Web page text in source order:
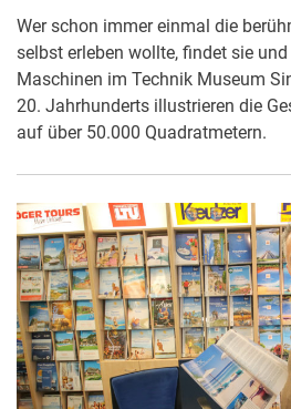
Wer schon immer einmal die
selbst erleben wollte, findet sie
Maschinen im Technik Museum
20. Jahrhunderts illustrieren die
auf über 50.000 Quadratmetern.